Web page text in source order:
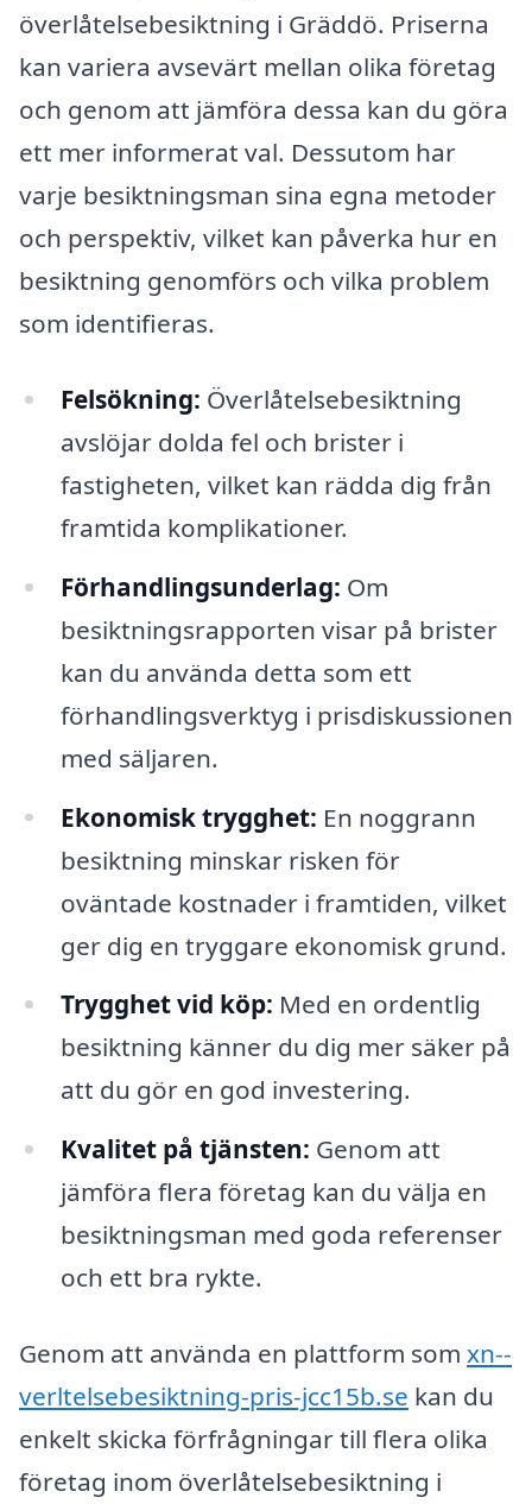
överlåtelsebesiktning i Gräddö. Priserna
kan variera avsevärt mellan olika företag
och genom att jämföra dessa kan du göra
ett mer informerat val. Dessutom har
varje besiktningsman sina egna metoder
och perspektiv, vilket kan påverka hur en
besiktning genomförs och vilka problem
som identifieras.
Felsökning: Överlåtelsebesiktning
avslöjar dolda fel och brister i
fastigheten, vilket kan rädda dig från
framtida komplikationer.
Förhandlingsunderlag: Om
besiktningsrapporten visar på brister
kan du använda detta som ett
förhandlingsverktyg i prisdiskussionen
med säljaren.
Ekonomisk trygghet: En noggrann
besiktning minskar risken för
oväntade kostnader i framtiden, vilket
ger dig en tryggare ekonomisk grund.
Trygghet vid köp: Med en ordentlig
besiktning känner du dig mer säker på
att du gör en god investering.
Kvalitet på tjänsten: Genom att
jämföra flera företag kan du välja en
besiktningsman med goda referenser
och ett bra rykte.
Genom att använda en plattform som xn--
verltelsebesiktning-pris-jcc15b.se kan du
enkelt skicka förfrågningar till flera olika
företag inom överlåtelsebesiktning i